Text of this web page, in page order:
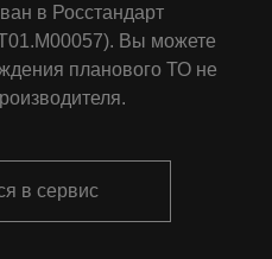
в Росстандарт
Вы можете
планового ТО не
в сервис